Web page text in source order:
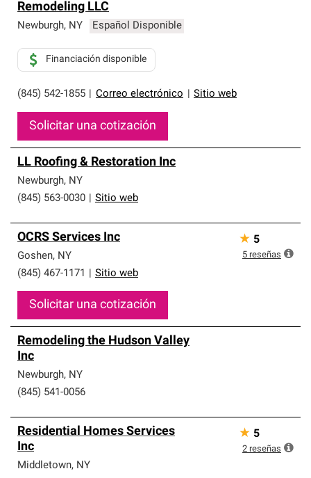
Remodeling LLC
Newburgh, NY Español Disponible
(845) 542-1855 Correo electrónico Sitio web
Financiación disponible
Solicitar una cotización
LL Roofing & Restoration Inc
Newburgh, NY
(845) 563-0030
Sitio web
OCRS Services Inc
Goshen, NY
(845) 467-1171
Sitio web
Solicitar una cotización
★ 5
5 reseñas
Remodeling the Hudson Valley
Inc
Newburgh, NY
(845) 541-0056
Residential Homes Services
Inc
Middletown, NY
★ 5
2 reseñas